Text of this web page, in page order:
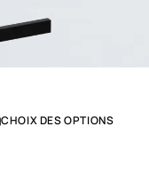
CHOIX DES OPTIONS